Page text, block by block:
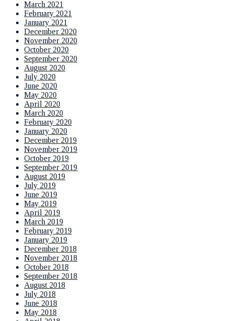
March 2021
February 2021
January 2021
December 2020
November 2020
October 2020
September 2020
August 2020
July 2020
June 2020
May 2020
April 2020
March 2020
February 2020
January 2020
December 2019
November 2019
October 2019
September 2019
August 2019
July 2019
June 2019
May 2019
April 2019
March 2019
February 2019
January 2019
December 2018
November 2018
October 2018
September 2018
August 2018
July 2018
June 2018
May 2018